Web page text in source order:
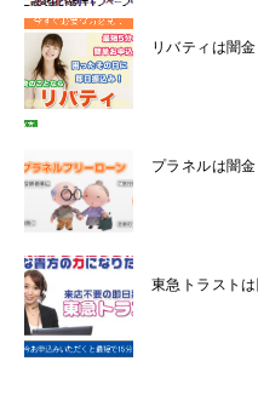
リバティは闇
プラネルは闇金
東急トラスト